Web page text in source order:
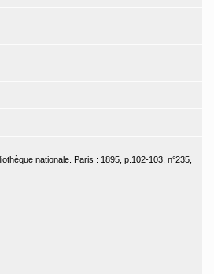
nationale. Paris : 1895, p.102-103, n°235,